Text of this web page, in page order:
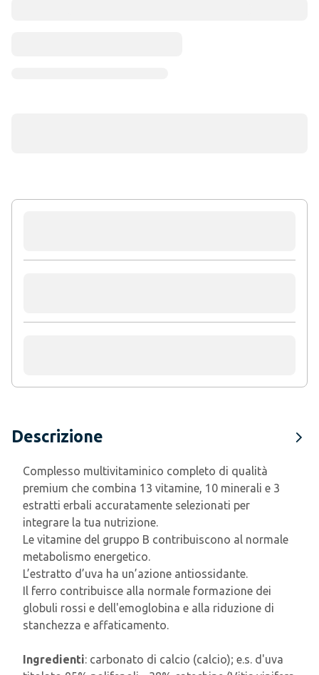
Descrizione
Complesso multivitaminico completo di qualità
premium che combina 13 vitamine, 10 minerali e 3
estratti erbali accuratamente selezionati per
integrare la tua nutrizione.
Le vitamine del gruppo B contribuiscono al normale
metabolismo energetico.
L’estratto d’uva ha un’azione antiossidante.
Il ferro contribuisce alla normale formazione dei
globuli rossi e dell'emoglobina e alla riduzione di
stanchezza e affaticamento.
Ingredienti: carbonato di calcio (calcio); e.s. d'uva